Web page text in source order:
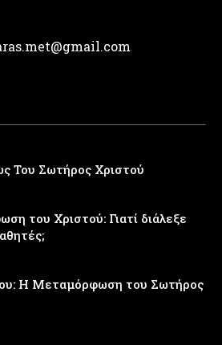
Του Σωτήρος Χριστού
του Χριστού: Γιατί διάλεξε
Η Μεταμόρφωση του Σωτήρος